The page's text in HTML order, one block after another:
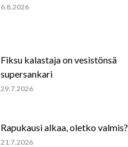
6.8.2026
Fiksu kalastaja on vesistönsä
supersankari
29.7.2026
Rapukausi alkaa, oletko valmis?
21.7.2026